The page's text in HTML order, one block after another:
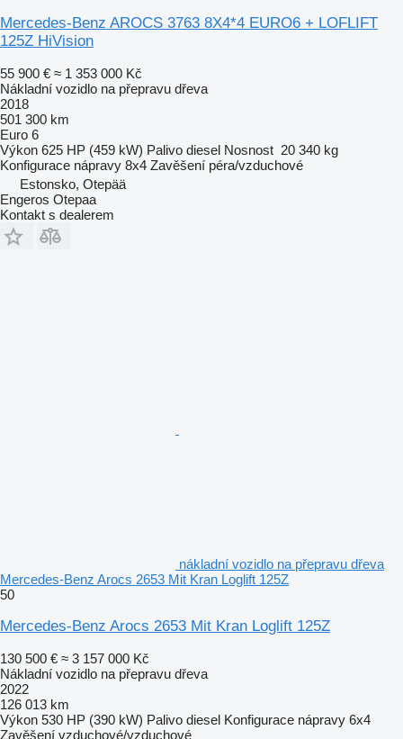
Mercedes-Benz AROCS 3763 8X4*4 EURO6 + LOFLIFT
125Z HiVision
55 900 € ≈ 1 353 000 Kč
Nákladní vozidlo na přepravu dřeva
2018
501 300 km
Euro 6
Výkon 625 HP (459 kW) Palivo diesel Nosnost 20 340 kg
Konfigurace nápravy 8x4 Zavěšení péra/vzduchové
Estonsko, Otepää
Engeros Otepaa
Kontakt s dealerem
nákladní vozidlo na přepravu dřeva
Mercedes-Benz Arocs 2653 Mit Kran Loglift 125Z
50
Mercedes-Benz Arocs 2653 Mit Kran Loglift 125Z
130 500 € ≈ 3 157 000 Kč
Nákladní vozidlo na přepravu dřeva
2022
126 013 km
Výkon 530 HP (390 kW) Palivo diesel Konfigurace nápravy 6x4
Zavěšení vzduchové/vzduchové